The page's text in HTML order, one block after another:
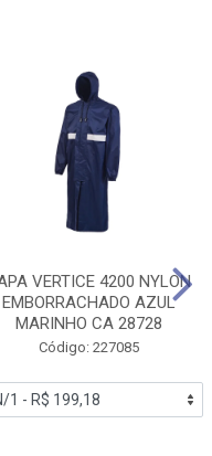
VERTICE 4200 NYLON
EMBORRACHADO AZUL
MARINHO CA 28728
Código: 227085